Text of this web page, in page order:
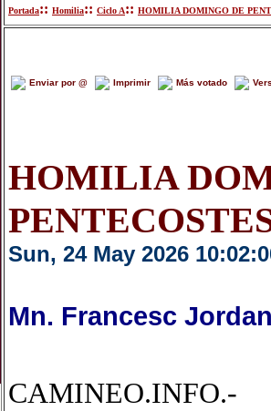
Portada:: Homilia:: Ciclo A:: HOMILIA DOMINGO DE
Enviar por @ Imprimir Más votado
HOMILIA
Sun, 24 May 2026
Mn. Francesc
CAMINEO.INFO.-